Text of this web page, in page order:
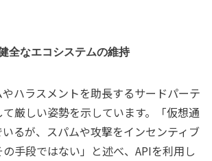
全なエコシステムの維持
ハラスメントを助長するサードパーテ
厳しい姿勢を示しています。「仮想通
るが、スパムや攻撃をインセンティブ
手段ではない」と述べ、APIを利用し